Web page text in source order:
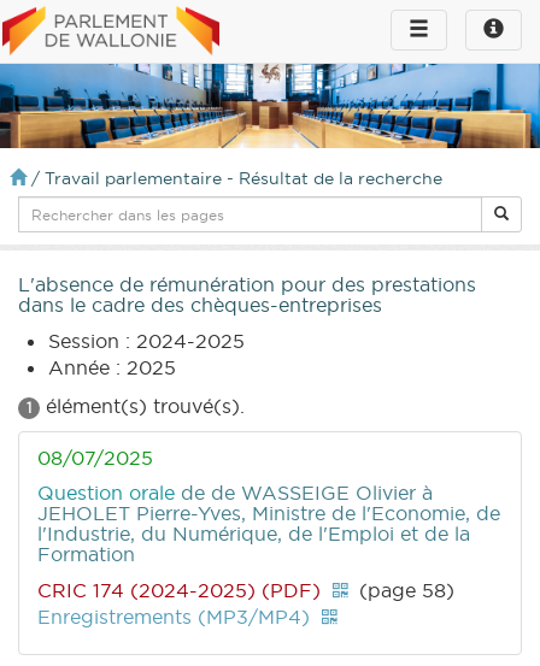
Toggle
infos
Toggle
navigation
/ Travail parlementaire - Résultat de la recherche
L'absence de rémunération pour des prestations
dans le cadre des chèques-entreprises
Session : 2024-2025
Année : 2025
1 élément(s) trouvé(s).
08/07/2025
Question orale de de WASSEIGE Olivier à
JEHOLET Pierre-Yves, Ministre de l'Economie, de
l'Industrie, du Numérique, de l'Emploi et de la
Formation
CRIC 174 (2024-2025) (PDF)
(page 58)
Enregistrements (MP3/MP4)